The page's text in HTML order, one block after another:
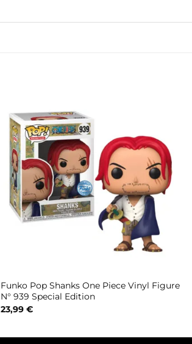
Funko Pop Shanks One Piece Vinyl Figure
N° 939 Special Edition
23,99 €